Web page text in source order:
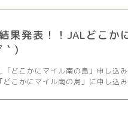
果発表！！JALどこか
` )
「どこかにマイル南の島」申し込
どこかにマイル南の島」に申し込